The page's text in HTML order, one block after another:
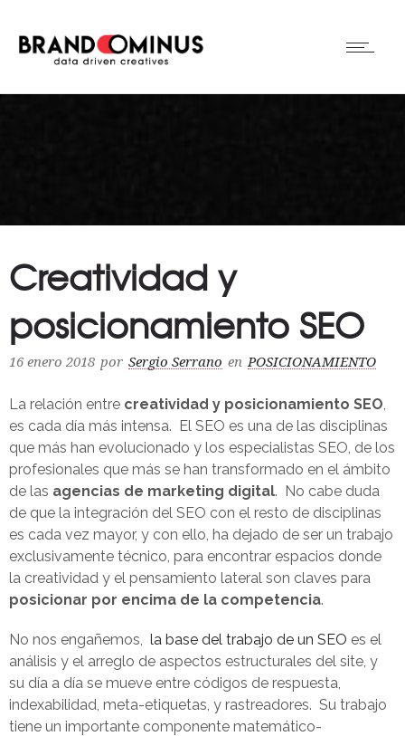
Creatividad y
posicionamiento SEO
16 enero 2018 por Sergio Serrano en POSICIONAMIENTO
La relación entre creatividad y posicionamiento SEO,
es cada día más intensa. El SEO es una de las disciplinas
que más han evolucionado y los especialistas SEO, de los
profesionales que más se han transformado en el ámbito
de las agencias de marketing digital. No cabe duda
de que la integración del SEO con el resto de disciplinas
es cada vez mayor, y con ello, ha dejado de ser un trabajo
exclusivamente técnico, para encontrar espacios donde
la creatividad y el pensamiento lateral son claves para
posicionar por encima de la competencia.
No nos engañemos, la base del trabajo de un SEO es el
análisis y el arreglo de aspectos estructurales del site, y
su día a día se mueve entre códigos de respuesta,
indexabilidad, meta-etiquetas, y rastreadores. Su trabajo
tiene un importante componente matemático-